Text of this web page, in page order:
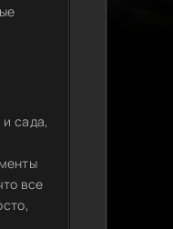
сада,
все